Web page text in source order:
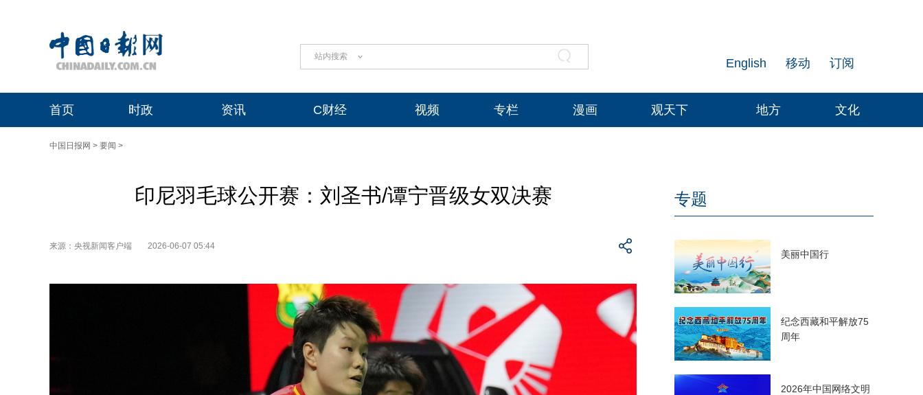
站内搜索 订阅
移动
English
首页 时政 资讯 C财经 视频 专栏 漫画 观天下 地方 文化
中国日报网 > 要闻 >
印尼羽毛球公开赛：刘圣书/谭宁晋级女双决赛
来源：央视新闻客户端 2026-06-07 05:44
专题
美丽中国行
纪念西藏和平解放75
周年
2026年中国网络文明